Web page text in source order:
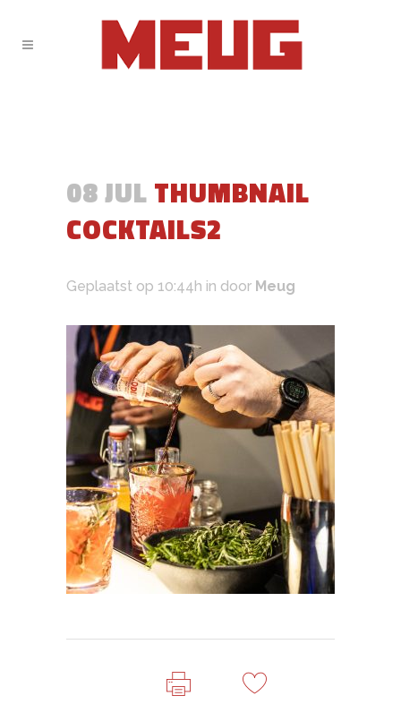
08 JULTHUMBNAIL
COCKTAILS2
Geplaatst op 10:44h in door Meug